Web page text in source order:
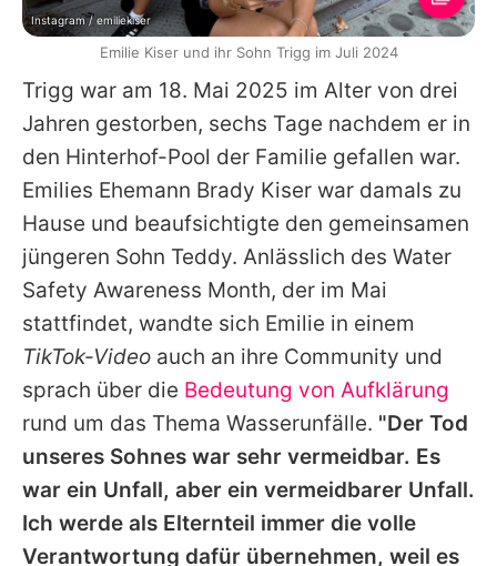
Trigg war am 18. Mai 2025 im Alter von drei
Jahren gestorben, sechs Tage nachdem er in
den Hinterhof-Pool der Familie gefallen war.
Emilies Ehemann Brady Kiser war damals zu
Hause und beaufsichtigte den gemeinsamen
jüngeren Sohn Teddy. Anlässlich des Water
Safety Awareness Month, der im Mai
stattfindet, wandte sich Emilie in einem
TikTok-Video auch an ihre Community und
sprach über die Bedeutung von Aufklärung
rund um das Thema Wasserunfälle. "Der Tod
unseres Sohnes war sehr vermeidbar. Es
war ein Unfall, aber ein vermeidbarer Unfall.
Ich werde als Elternteil immer die volle
Verantwortung dafür übernehmen, weil es
Instagram / emiliekiser
Emilie Kiser und ihr Sohn Trigg im Juli 2024